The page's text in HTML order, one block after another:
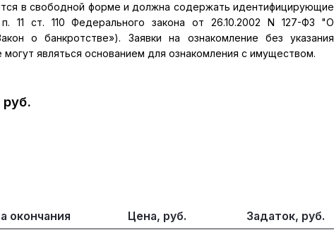
в свободной форме и должна содержать идентифицирующие
11 ст. 110 Федерального закона от 26.10.2002 N 127-ФЗ "О
о банкротстве»). Заявки на ознакомление без указания
являться основанием для ознакомления с имуществом.
окончания Цена, руб. Задаток, руб.